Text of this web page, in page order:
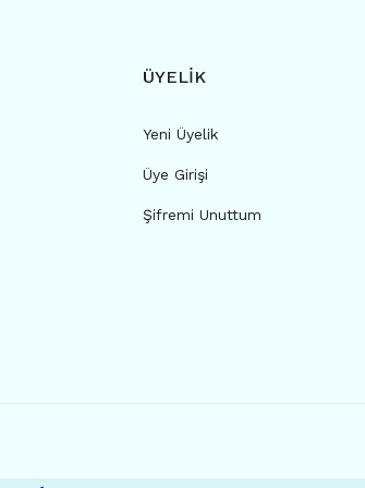
ÜYELİK
Yeni Üyelik
Üye Girişi
Şifremi Unuttum